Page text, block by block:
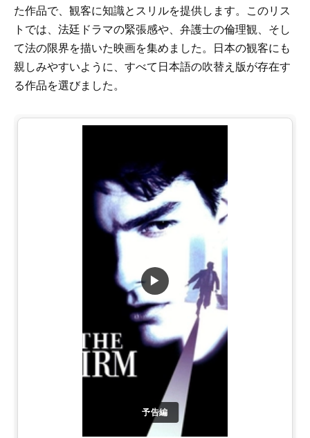
た作品で、観客に知識とスリルを提供します。このリス
トでは、法廷ドラマの緊張感や、弁護士の倫理観、そし
て法の限界を描いた映画を集めました。日本の観客にも
親しみやすいように、すべて日本語の吹替え版が存在す
る作品を選びました。
予告編
▶